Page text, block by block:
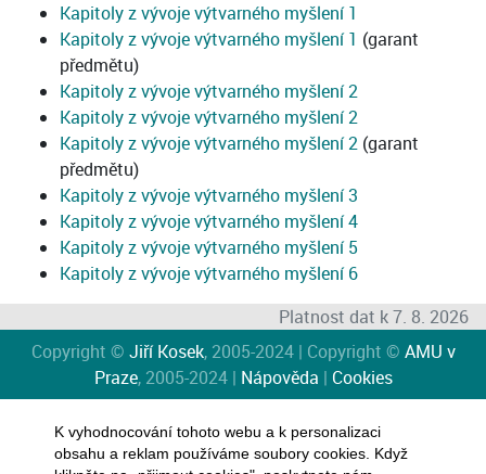
Kapitoly z vývoje výtvarného myšlení 1
Kapitoly z vývoje výtvarného myšlení 1 (garant
předmětu)
Kapitoly z vývoje výtvarného myšlení 2
Kapitoly z vývoje výtvarného myšlení 2
Kapitoly z vývoje výtvarného myšlení 2 (garant
předmětu)
Kapitoly z vývoje výtvarného myšlení 3
Kapitoly z vývoje výtvarného myšlení 4
Kapitoly z vývoje výtvarného myšlení 5
Kapitoly z vývoje výtvarného myšlení 6
Platnost dat k 7. 8. 2026
Copyright © Jiří Kosek, 2005-2024 | Copyright © AMU v
Praze, 2005-2024 | Nápověda | Cookies
K vyhodnocování tohoto webu a k personalizaci
obsahu a reklam používáme soubory cookies. Když